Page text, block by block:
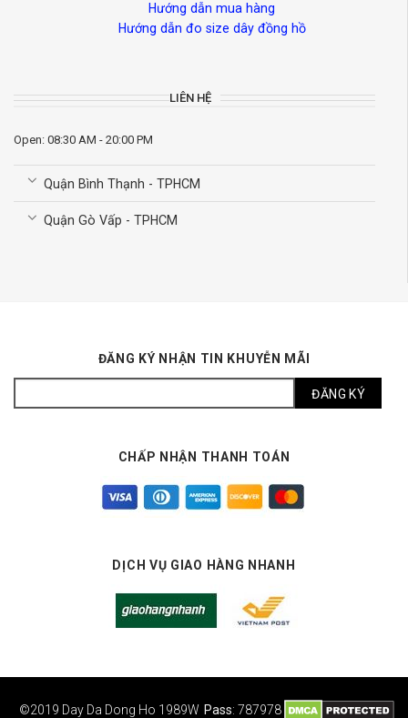
Hướng dẫn mua hàng
Hướng dẫn đo size dây đồng hồ
LIÊN HỆ
Open: 08:30 AM - 20:00 PM
Quận Bình Thạnh - TPHCM
Quận Gò Vấp - TPHCM
ĐĂNG KÝ NHẬN TIN KHUYỄN MÃI
CHẤP NHẬN THANH TOÁN
DỊCH VỤ GIAO HÀNG NHANH
©2019 Day Da Dong Ho 1989W Pass: 787978